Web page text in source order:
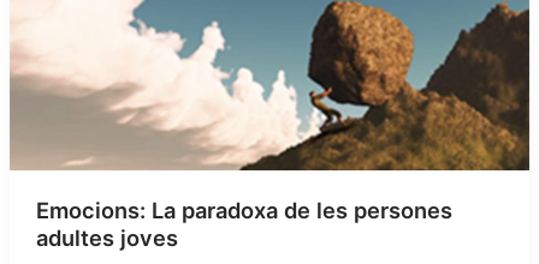
Emocions: La paradoxa de les persones
adultes joves